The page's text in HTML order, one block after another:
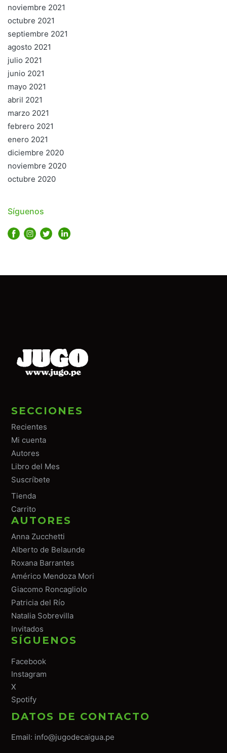
noviembre 2021
octubre 2021
septiembre 2021
agosto 2021
julio 2021
junio 2021
mayo 2021
abril 2021
marzo 2021
febrero 2021
enero 2021
diciembre 2020
noviembre 2020
octubre 2020
Síguenos
SECCIONES
Recientes
Mi cuenta
Autores
Libro del Mes
Suscríbete
Tienda
Carrito
AUTORES
Anna Zucchetti
Alberto de Belaunde
Roxana Barrantes
Américo Mendoza Mori
Giacomo Roncagliolo
Patricia del Río
Natalia Sobrevilla
Invitados
SÍGUENOS
Facebook
Instagram
X
Spotify
DATOS DE CONTACTO
Email: info@jugodecaigua.pe